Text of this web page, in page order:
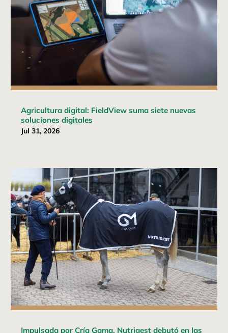
Agricultura digital: FieldView suma siete nuevas
soluciones digitales
Jul 31, 2026
Impulsada por Cría Gama, Nutrigest debutó en las